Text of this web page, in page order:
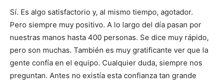
Sí. Es algo satisfactorio y, al mismo tiempo, agotador.
Pero siempre muy positivo. A lo largo del día pasan por
nuestras manos hasta 400 personas. Se dice muy rápido,
pero son muchas. También es muy gratificante ver que la
gente confía en el equipo. Cualquier duda, siempre nos
preguntan. Antes no existía esta confianza tan grande